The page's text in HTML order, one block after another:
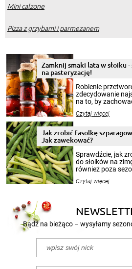
Mini calzone
Pizza z grzybami i parmezanem
Zamknij smaki lata w słoiku
na pasteryzację!
Robienie
zdecydowanie
na to, by
krajobrazów, by
pełni poczuć
miesięcy.
patenty, które
przetworów.
Czytaj więcej
Jak zrobić fasolkę
Jak zawekować?
Sprawdźcie, jak
do słoików na
również poza
nasze propozycje!
Czytaj więcej
Bądź na bieżąco – wysyłamy